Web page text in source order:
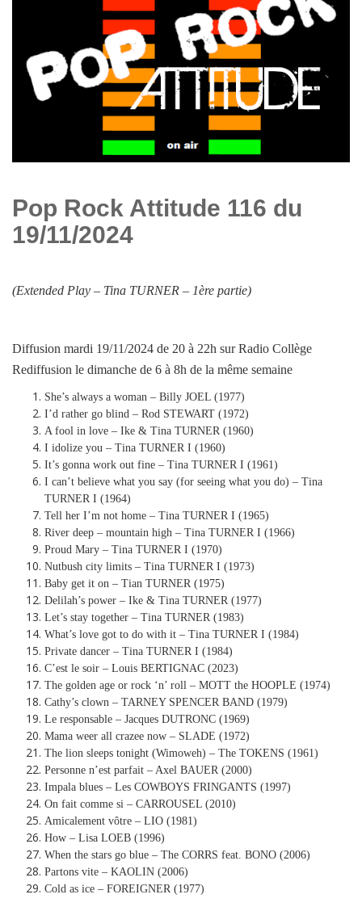
Pop Rock Attitude 116 du
19/11/2024
(Extended Play – Tina TURNER – 1ère partie)
Diffusion mardi 19/11/2024 de 20 à 22h sur Radio Collège
Rediffusion le dimanche de 6 à 8h de la même semaine
She’s always a woman – Billy JOEL (1977)
I’d rather go blind – Rod STEWART (1972)
A fool in love – Ike & Tina TURNER (1960)
I idolize you – Tina TURNER I (1960)
It’s gonna work out fine – Tina TURNER I (1961)
I can’t believe what you say (for seeing what you do) – Tina
TURNER I (1964)
Tell her I’m not home – Tina TURNER I (1965)
River deep – mountain high – Tina TURNER I (1966)
Proud Mary – Tina TURNER I (1970)
Nutbush city limits – Tina TURNER I (1973)
Baby get it on – Tian TURNER (1975)
Delilah’s power – Ike & Tina TURNER (1977)
Let’s stay together – Tina TURNER (1983)
What’s love got to do with it – Tina TURNER I (1984)
Private dancer – Tina TURNER I (1984)
C’est le soir – Louis BERTIGNAC (2023)
The golden age or rock ‘n’ roll – MOTT the HOOPLE (1974)
Cathy’s clown – TARNEY SPENCER BAND (1979)
Le responsable – Jacques DUTRONC (1969)
Mama weer all crazee now – SLADE (1972)
The lion sleeps tonight (Wimoweh) – The TOKENS (1961)
Personne n’est parfait – Axel BAUER (2000)
Impala blues – Les COWBOYS FRINGANTS (1997)
On fait comme si – CARROUSEL (2010)
Amicalement vôtre – LIO (1981)
How – Lisa LOEB (1996)
When the stars go blue – The CORRS feat. BONO (2006)
Partons vite – KAOLIN (2006)
Cold as ice – FOREIGNER (1977)